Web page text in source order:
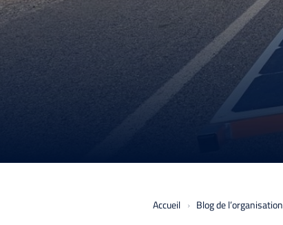
Accueil Blog de l’organisation